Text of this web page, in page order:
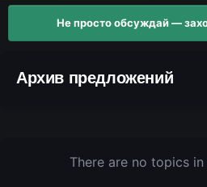
Не просто обсуждай —
Архив предложений
There are no topics